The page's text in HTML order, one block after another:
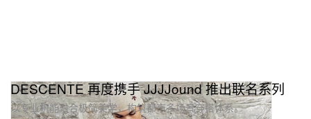
DESCENTE 再度携手 JJJJound 推出联名系列
以专业机能融合极简美学，构筑都市多场景穿搭体系。